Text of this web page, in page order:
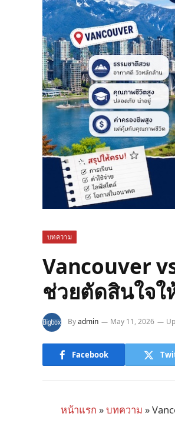
บทความ
Vancouver
ช่วยตัดสินใจใ
Byadmin May 11, 2026
Facebook
หน้าแรก »บทความ »